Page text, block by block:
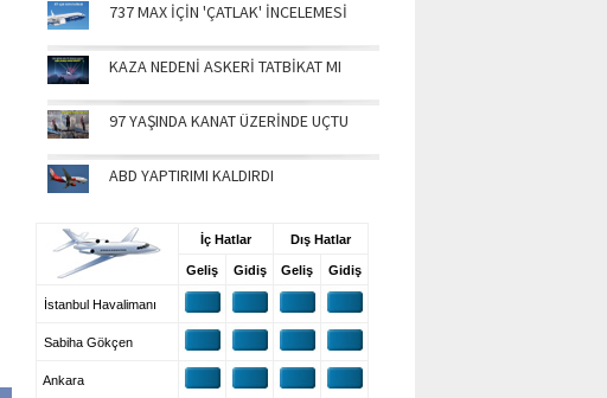
737 MAX İÇİN 'ÇATLAK' İNCELEMESİ
KAZA NEDENİ ASKERİ TATBİKAT MI
97 YAŞINDA KANAT ÜZERİNDE UÇTU
ABD YAPTIRIMI KALDIRDI
İç Hatlar Dış Hatlar
Geliş Gidiş Geliş Gidiş
İstanbul Havalimanı
Sabiha Gökçen
Ankara